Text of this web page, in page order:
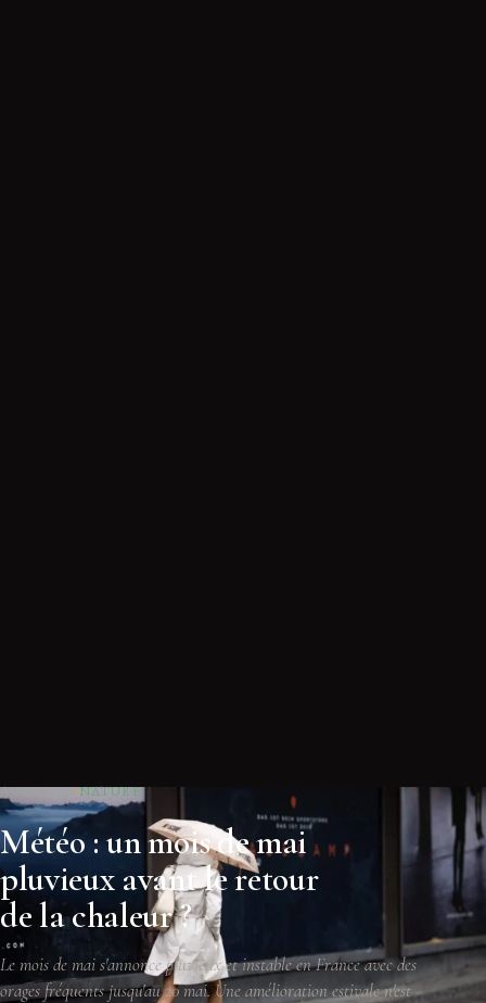
ACCUEIL NATURE
Météo : un mois de mai
pluvieux avant le retour
de la chaleur ?
Le mois de mai s'annonce pluvieux et instable en France avec des
orages fréquents jusqu'au 20 mai. Une amélioration estivale n'est